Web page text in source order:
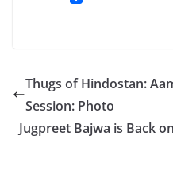
Thugs of Hindostan:
Session: Photo
Jugpreet Bajwa is Back